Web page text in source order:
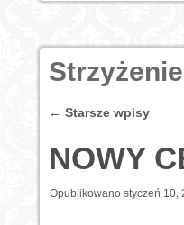
← Starsze wpisy
NOWY
Opublikowano styczeń 10,